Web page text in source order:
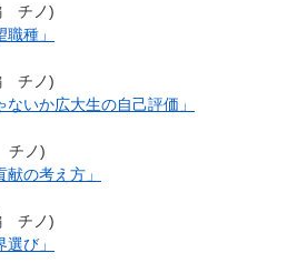
チノ)
種」
チノ)
ないか広大生の自己評価」
ノ)
の考え方」
チノ)
び」